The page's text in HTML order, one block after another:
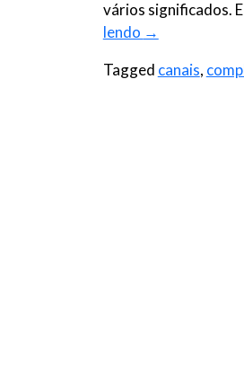
vários significados.
lendo →
Tagged canais,